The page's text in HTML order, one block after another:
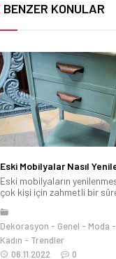
BENZER KONULAR
Eski Mobilyalar Nasıl
Eski mobilyaların
çok kişi için zahmetli bir
Dekorasyon Genel Moda
Kadın
Trendler
06.11.2022
0